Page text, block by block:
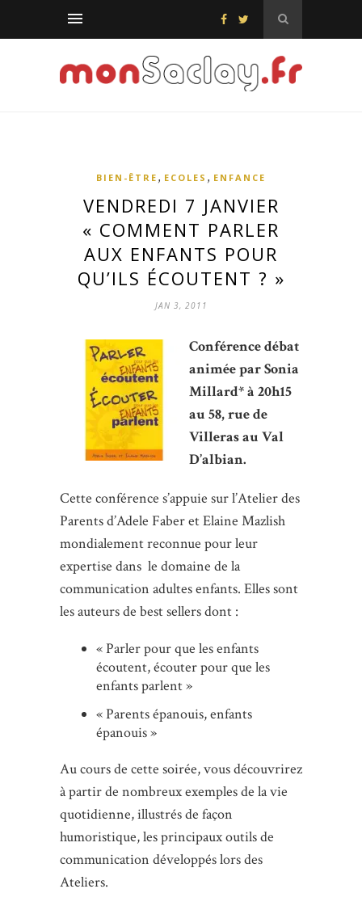
BIEN-ÊTRE , ECOLES , ENFANCE
VENDREDI 7 JANVIER
« COMMENT PARLER
AUX ENFANTS POUR
QU’ILS ÉCOUTENT ? »
JAN 3, 2011
Conférence débat
animée par Sonia
Millard* à 20h15
au 58, rue de
Villeras au Val
D’albian.
Cette conférence s’appuie sur l’Atelier des
Parents d’Adele Faber et Elaine Mazlish
mondialement reconnue pour leur
expertise dans le domaine de la
communication adultes enfants. Elles sont
les auteurs de best sellers dont :
« Parler pour que les enfants
écoutent, écouter pour que les
enfants parlent »
« Parents épanouis, enfants
épanouis »
Au cours de cette soirée, vous découvrirez
à partir de nombreux exemples de la vie
quotidienne, illustrés de façon
humoristique, les principaux outils de
communication développés lors des
Ateliers.